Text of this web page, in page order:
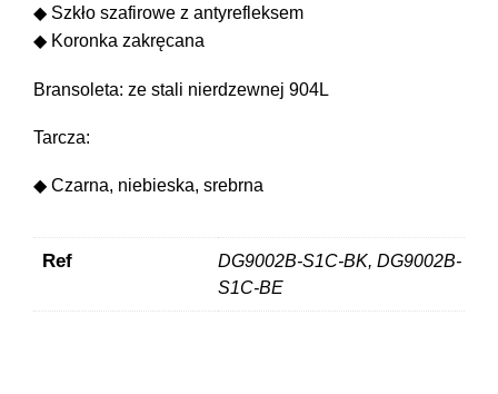
◆ Szkło szafirowe z antyrefleksem
◆ Koronka zakręcana
Bransoleta: ze stali nierdzewnej 904L
Tarcza:
◆ Czarna, niebieska, srebrna
Ref
DG9002B-S1C-BK, DG9002B-
S1C-BE